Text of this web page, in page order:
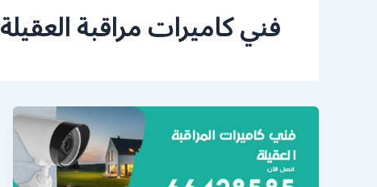
فني كاميرات مراقبة العقيلة